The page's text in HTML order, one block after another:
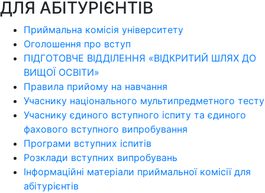
ДЛЯ АБІТУРІЄНТІВ
Приймальна комісія університету
Оголошення про вступ
ПІДГОТОВЧЕ ВІДДІЛЕННЯ «ВІДКРИТИЙ ШЛЯХ ДО
ВИЩОЇ ОСВІТИ»
Правила прийому на навчання
Учаснику національного мультипредметного тесту
Учаснику єдиного вступного іспиту та єдиного
фахового вступного випробування
Програми вступних іспитів
Розклади вступних випробувань
Інформаційні матеріали приймальної комісії для
абітурієнтів